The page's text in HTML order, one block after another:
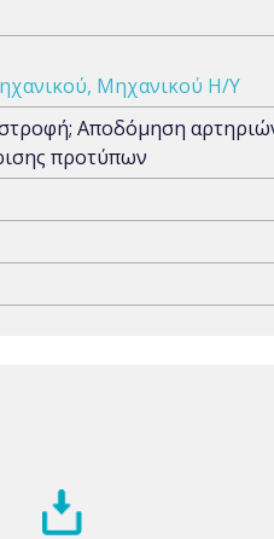
Μηχανικού Η/Υ
Αποδόμηση
προτύπων